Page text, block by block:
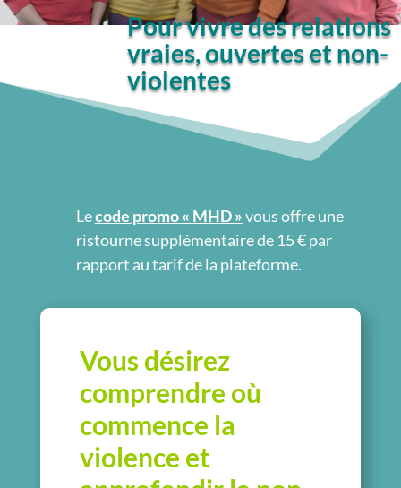
Pour vivre des relations
vraies, ouvertes et non-
violentes
Lecode promo « MHD »vous offre une
ristourne supplémentaire de 15 € par
rapport au tarif de la plateforme.
Vous désirez
comprendre où
commence la
violence et